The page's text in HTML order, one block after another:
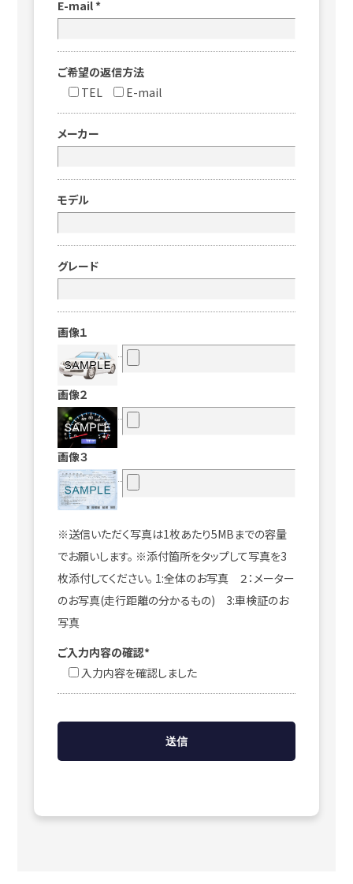
E-mail *
ご希望の返信方法
TEL
E-mail
メーカー
モデル
グレード
画像１
画像２
画像３
※送信いただく写真は1枚あたり5MBまでの容量
でお願いします。 ※添付箇所をタップして写真を3
枚添付してください。 1:全体のお写真 ２：メーター
のお写真(走行距離の分かるもの) 3:車検証のお
写真
ご入力内容の確認*
入力内容を確認しました